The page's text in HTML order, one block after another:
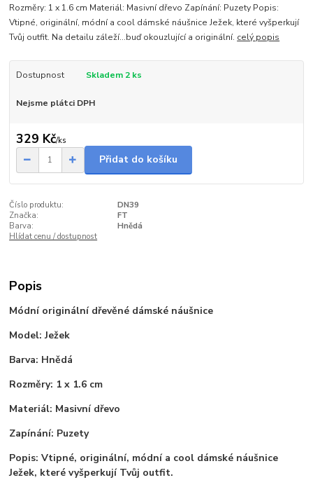
Rozměry: 1 x 1.6 cm Materiál: Masivní dřevo Zapínání: Puzety Popis:
Vtipné, originální, módní a cool dámské náušnice Ježek, které vyšperkují
Tvůj outfit. Na detailu záleží...buď okouzlující a originální. celý popis
Dostupnost Skladem 2 ks
Nejsme plátci DPH
329 Kč/ks
Přidat do košíku
Číslo produktu:
DN39
Značka:
FT
Barva:
Hnědá
Hlídat cenu / dostupnost
Popis
Módní originální dřevěné dámské náušnice
Model: Ježek
Barva: Hnědá
Rozměry: 1 x 1.6 cm
Materiál: Masivní dřevo
Zapínání: Puzety
Popis: Vtipné, originální, módní a cool dámské náušnice
Ježek, které vyšperkují Tvůj outfit.